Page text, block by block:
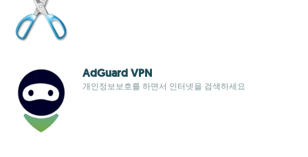
AdGuard VPN
개인정보보호를 하면서 인터넷을 검색하세요